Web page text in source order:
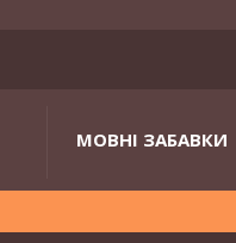
МОВНІ ЗАБАВКИ